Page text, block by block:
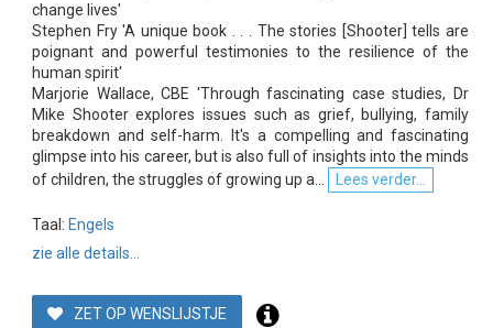
change lives'
Stephen Fry 'A unique book . . . The stories [Shooter] tells are
poignant and powerful testimonies to the resilience of the
human spirit'
Marjorie Wallace, CBE 'Through fascinating case studies, Dr
Mike Shooter explores issues such as grief, bullying, family
breakdown and self-harm. It's a compelling and fascinating
glimpse into his career, but is also full of insights into the minds
of children, the struggles of growing up a...
Lees verder...
Taal: Engels
zie alle details...
ZET OP WENSLIJSTJE